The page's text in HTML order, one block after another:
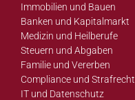
Immobilien und Bauen
Banken und Kapitalmarkt
Medizin und Heilberufe
Steuern und Abgaben
Familie und Vererben
Compliance und Strafrecht
IT und Datenschutz